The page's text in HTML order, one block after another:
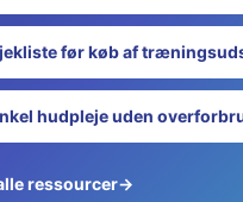
før køb af
hudpleje uden
ressourcer→